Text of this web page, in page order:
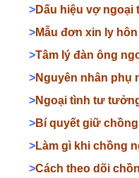
>Dấu hiệu vợ ngoại
>Mẫu đơn xin ly
>Tâm lý đàn ông
>Nguyên nhân phụ
>Ngoại tình tư
>Bí quyết giữ
>Làm gì khi chồng
>Cách theo dõi